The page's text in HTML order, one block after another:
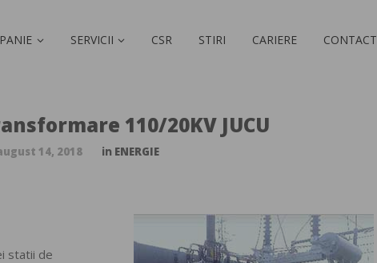
SERVICII CSR STIRI CARIERE CONTACT
110/20KV JUCU
14, 2018 in ENERGIE
statii de